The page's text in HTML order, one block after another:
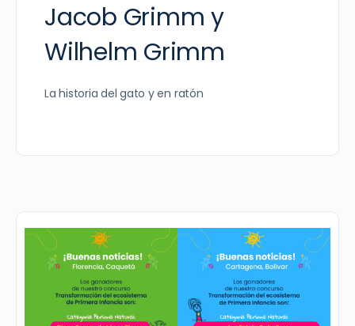
Jacob Grimm y
Wilhelm Grimm
La historia del gato y en ratón